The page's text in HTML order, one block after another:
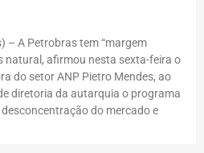
– A Petrobras tem “margem
natural, afirmou nesta sexta-feira o
do setor ANP Pietro Mendes, ao
diretoria da autarquia o programa
desconcentração do mercado e